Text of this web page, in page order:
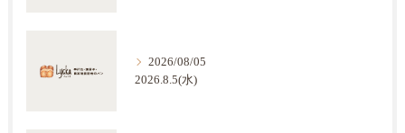
2026/08/05
2026.8.5(水)